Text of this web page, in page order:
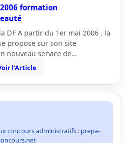
formation
DF A partir du 1er mai 2006 , la
propose sur son site
nouveau service de…
l'Article
concours administratifs : prepa-